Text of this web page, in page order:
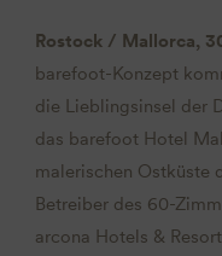
Rostock / Mallorca,
barefoot-Konzept
die Lieblingsinsel der
das barefoot Hotel
malerischen Ostküste
Betreiber des 60-
arcona Hotels &